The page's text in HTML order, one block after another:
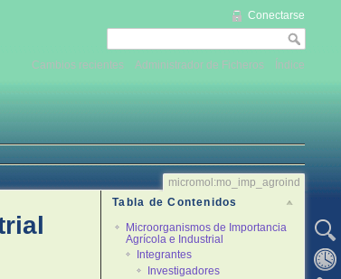
Conectarse
Cambios recientes Administrador de Ficheros Índice
micromol:mo_imp_agroind
Tabla de Contenidos
Microorganismos de Importancia
Agrícola e Industrial
Integrantes
Investigadores
Ver la